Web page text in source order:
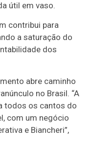
útil em vaso.
contribui para
a saturação do
dos
abre caminho
no Brasil. “A
todos os cantos do
com um negócio
e Biancheri”,